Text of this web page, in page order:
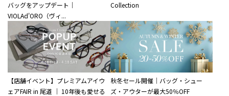
バッグをアップデート｜
VIOLAd'ORO（ヴィ...
Collection
【店舗イベント】プレミアムアイウ
ェアFAIR in 尾道 ｜ 10年後も愛せる
秋冬セール開催｜バッグ・シュー
ズ・アウターが最大50％OFF